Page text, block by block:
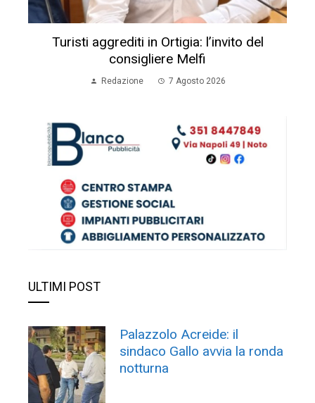
Turisti aggrediti in Ortigia: l’invito del
consigliere Melfi
Redazione 7 Agosto 2026
ULTIMI POST
Palazzolo Acreide: il
sindaco Gallo avvia la ronda
notturna